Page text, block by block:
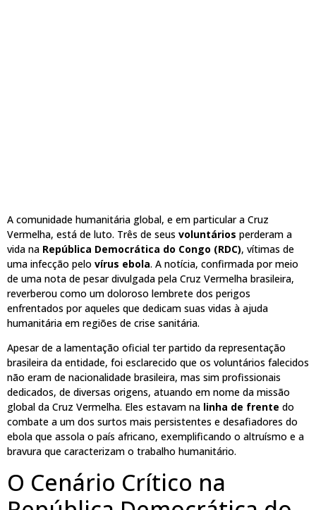
A comunidade humanitária global, e em particular a Cruz
Vermelha, está de luto. Três de seus voluntários perderam a
vida na República Democrática do Congo (RDC), vítimas de
uma infecção pelo vírus ebola. A notícia, confirmada por meio
de uma nota de pesar divulgada pela Cruz Vermelha brasileira,
reverberou como um doloroso lembrete dos perigos
enfrentados por aqueles que dedicam suas vidas à ajuda
humanitária em regiões de crise sanitária.
Apesar de a lamentação oficial ter partido da representação
brasileira da entidade, foi esclarecido que os voluntários falecidos
não eram de nacionalidade brasileira, mas sim profissionais
dedicados, de diversas origens, atuando em nome da missão
global da Cruz Vermelha. Eles estavam na linha de frente do
combate a um dos surtos mais persistentes e desafiadores do
ebola que assola o país africano, exemplificando o altruísmo e a
bravura que caracterizam o trabalho humanitário.
O Cenário Crítico na